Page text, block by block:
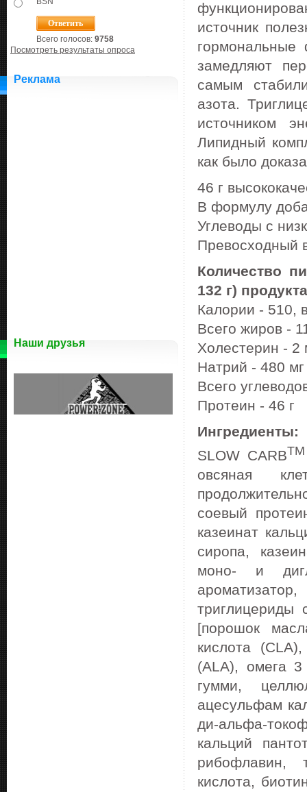
Всего голосов: 9758
Посмотреть результаты опроса
Реклама
Наши друзья
источник
гормональные
замедляют
самым
азота.
источником
Липидный
как было
46 г
В формулу
Углеводы с
Превосходный
Количество
132 г)
Калории - 510,
Всего жиров -
Холестерин - 2
Натрий - 480 мг
Всего
Протеин - 46 г
Ингредиенты:
SLOW CARBTM
овсяная
соевый
казеинат
сиропа,
моно- и
триглицериды
[порошок
кислота
(ALA), омега 3
гумми,
ацесульфам
ди-альфа-
кальций
рибофлавин,
кислота,